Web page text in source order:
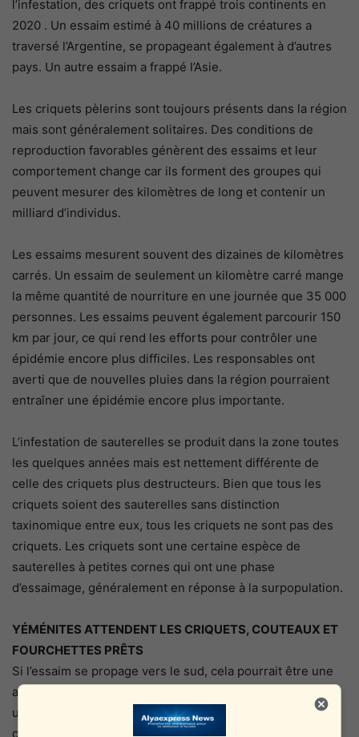
l’infestation, des criquets ont frappé trois continents en
2020 . Un essaim estimé à 40 millions de créatures a
traversé l’Argentine, se propageant également à d’autres
pays. Un autre essaim a frappé l’Asie.
Les criquets pèlerins sont toujours présents dans la région
mais sont généralement solitaires. Des conditions de
reproduction favorables génèrent des essaims et leur
comportement change car ils forment des groupes qui
peuvent mesurer des kilomètres de long et contenir un
milliard d’individus.
Les essaims mesurent souvent des dizaines de kilomètres
carrés. Un essaim de seulement un kilomètre carré mange
la même quantité de nourriture en une journée que 35 000
personnes. Les essaims peuvent également parcourir 150
km par jour, ce qui rend les efforts pour contrôler une
épidémie encore plus difficiles. Les responsables ont
averti que de nouvelles pluies dans la région pourraient
entraîner une épidémie encore plus importante.
L’infestation de sauterelles se produit dans la zone toutes
les quelques années mais est nettement différente de
celle des criquets plus destructeurs. Bien que tous les
criquets soient des sauterelles sans distinction
taxinomique entre eux, tous les criquets ne sont pas des
criquets. Les criquets sont une certaine espèce de
sauterelles à petites cornes qui ont une phase
d’essaimage, généralement en réponse à la surpopulation.
YÉMÉNITES ATTENDENT LES CRIQUETS, COUTEAUX ET
FOURCHETTES PRÊTS
Si l’essaim se propage vers le sud, cela pourrait être une
aubaine pour le pays voisin du Yémen. Le Yémen a connu
une crise de famine croissante en raison de la guerre
civile. Plus de 85 000 enfants sont morts des suites de la